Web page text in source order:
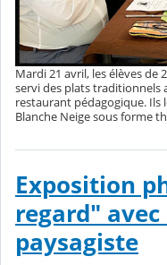
Mardi 21 avril, les élèves de
servi des plats traditionnels
restaurant pédagogique.
Blanche Neige sous forme
Exposition
regard"
paysagiste